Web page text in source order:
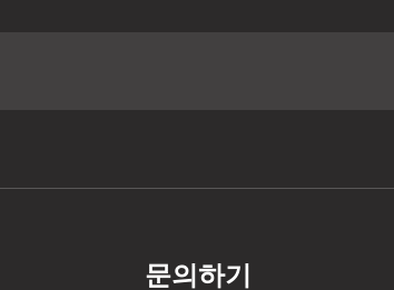
문의하기